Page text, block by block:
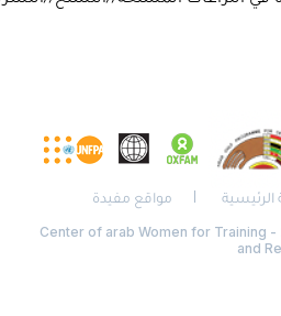
مواقع مفيدة
©2020 - Center of arab Women for Training
and